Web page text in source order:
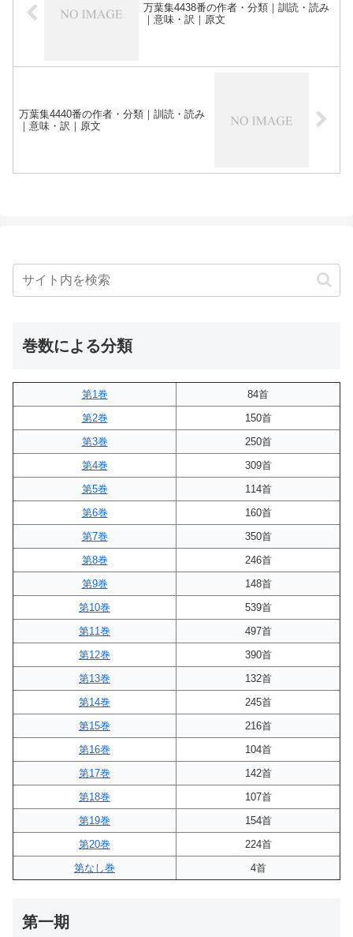
万葉集4438番の作者・分類｜訓読・読み
｜意味・訳｜原文
万葉集4440番の作者・分類｜訓読・読み
｜意味・訳｜原文
巻数による分類
第1巻
84首
第2巻
150首
第3巻
250首
第4巻
309首
第5巻
114首
第6巻
160首
第7巻
350首
第8巻
246首
第9巻
148首
第10巻
539首
第11巻
497首
第12巻
390首
第13巻
132首
第14巻
245首
第15巻
216首
第16巻
104首
第17巻
142首
第18巻
107首
第19巻
154首
第20巻
224首
第なし巻
4首
第一期